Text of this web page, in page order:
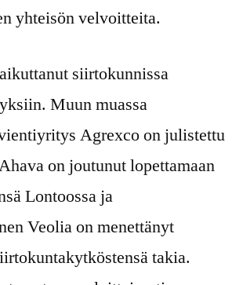
yhteisön velvoitteita.
siirtokunnissa
Muun muassa
Agrexco on julistettu
on joutunut lopettamaan
Lontoossa ja
Veolia on menettänyt
takia.